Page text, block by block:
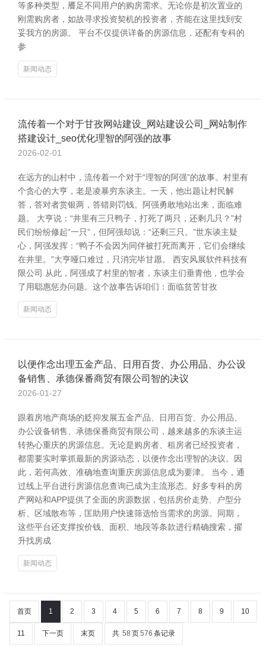
等多种类型，餍足不同用户的购房需求。无论你是初次置业的
刚需购房者，如故寻求投资契机的投资者，齐能在这里找到安
妥我方的房源。 平台不仅提供详备的房源信息，还配有专科的
参
新闻动态
流传着一个对于甘孜网站建设_网站建设公司_网站制作
搭建设计_seo优化理智的阿强的故事
2026-02-01
在远方的山村中，流传着一个对于“理智的阿强”的故事。村里有
个贪心的大亨，老是凌暴穷东谈主。一天，他出题让村民解
答，答对者赏银两，答错则罚钱。阿强勇敢地站出来，面临难
题。 大亨说：“井里有三只鸭子，打死了两只，还剩几只？”村
民们纷纷修起“一只”，但阿强却说：“还剩三只。”世东谈主疑
心，阿强发挥：“鸭子不会因为同伴被打死而离开，它们会继续
在井里。”大亨哑口难过，只消完毕甘愿。 西安风展软件科技有
限公司 从此，阿强成了村里的智者，东谈主们垂青他，也学会
了用聪惠惩办问题。这个故事告诉咱们：面临贫苦甘孜
新闻动态
以便作念出理五金产品、日用百货、办公用品、办公设
备销售、承德保番商贸有限公司智的决议
2026-01-27
跟着房地产商场的贬抑发展五金产品、日用百货、办公用品、
办公设备销售、承德保番商贸有限公司，越来越多的东谈主运
转热心重庆的房源信息。无论是购房者、租房者已经投资者，
都需要实时掌抓最新的房源动态，以便作念出理智的决议。因
此，若何高效、准确地查询重庆房源信息成为要津。 当今，通
过线上平台进行房源信息查询已成为主流形态。好多专科的房
产网站和APP提供了全面的房源数据，包括房价走势、户型分
析、区域散布等，匡助用户快速筛选恰当需求的房源。同期，
这些平台还支撑按价钱、面积、地段等条款进行精确搜索，擢
升找房成
新闻动态
首页 1 2 3 4 5 6 7 8 9 10
11 下一页 末页 共 58 页576 条记录